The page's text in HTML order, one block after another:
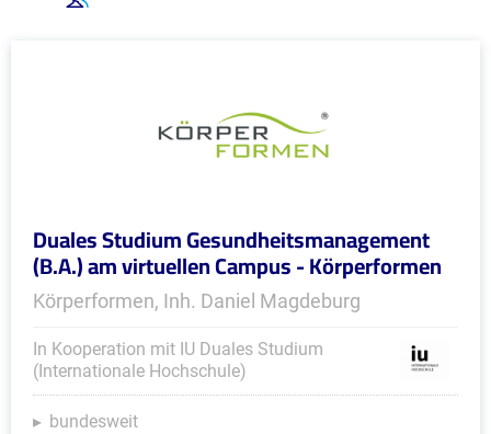
Duales Studium Gesundheitsmanagement
(B.A.) am virtuellen Campus - Körperformen
Körperformen, Inh. Daniel Magdeburg
In Kooperation mit IU Duales Studium
(Internationale Hochschule)
bundesweit